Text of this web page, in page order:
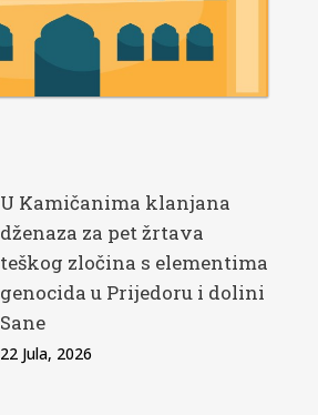
U Kamičanima klanjana
dženaza za pet žrtava
teškog zločina s elementima
genocida u Prijedoru i dolini
Sane
22 Jula, 2026